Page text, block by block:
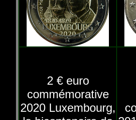
2 € euro
commémorative
2020 Luxembourg,